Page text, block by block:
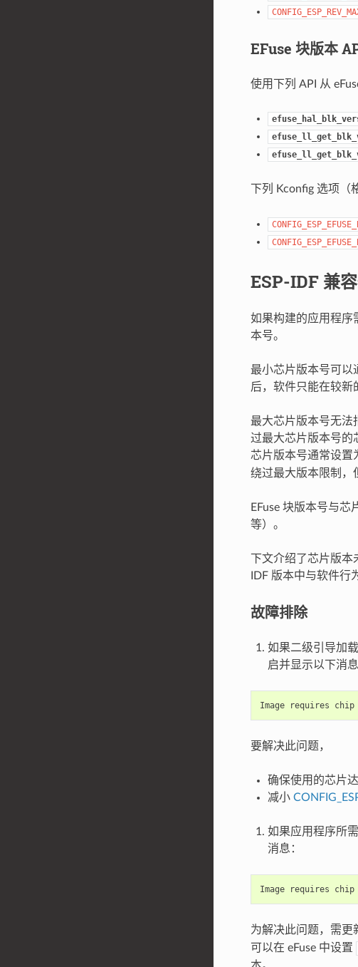
EFuse 块版本
使用下列 API 从
下列 Kconfig 选项（
ESP-IDF 兼
如果构建的应用程序
本号。
最小芯片版本号可以
后，软件只能在较新
最大芯片版本号无法
过最大芯片版本号的
芯片版本号通常设置
绕过最大版本限制，
EFuse 块版本号与
等）。
下文介绍了芯片版
IDF 版本中与软件行
故障排除
如果二级引导加
启并显示以下消息
要解决此问题，
确保使用的芯片
减小
如果应用程序所
消息：
为解决此问题，需更
可以在 eFuse 中设置